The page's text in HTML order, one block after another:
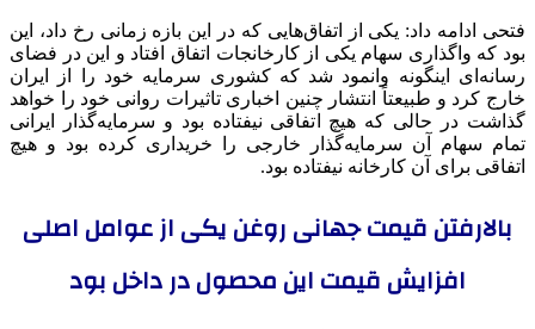
فتحی ادامه داد: یکی از اتفاق‌هایی که در این بازه زمانی رخ داد، این
بود که واگذاری سهام یکی از کارخانجات اتفاق افتاد و این در فضای
رسانه‌ای اینگونه وانمود شد که کشوری سرمایه خود را از ایران
خارج کرد و طبیعتاً انتشار چنین اخباری تاثیرات روانی خود را خواهد
گذاشت در حالی که هیچ اتفاقی نیفتاده بود و سرمایه‌گذار ایرانی
تمام سهام آن سرمایه‌گذار خارجی را خریداری کرده بود و هیچ
اتفاقی برای آن کارخانه نیفتاده بود.
بالارفتن قیمت جهانی روغن یکی از عوامل اصلی
افزایش قیمت این محصول در داخل بود